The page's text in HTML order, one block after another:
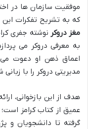
موفقیت سازمان ها در
که به تشریح تفکرات این
مغز دروکر نوشته جفری
به معرفی دروکر می
اعماق ذهن او دعوت
مدیریتی دروکر را با
هدف از این بازخوانی،
عمیق از کتاب کرامز است؛
گرفته تا دانشجویان و